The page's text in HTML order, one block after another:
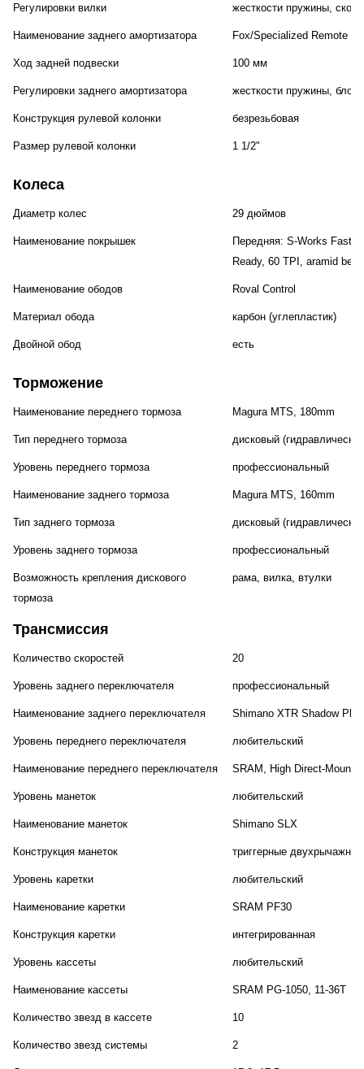
Регулировки вилки жесткости пружины,
Наименование заднего амортизатора Fox/Specialized Remote
Ход задней подвески 100 мм
Регулировки заднего амортизатора жесткости пружины,
Конструкция рулевой колонки безрезьбовая
Размер рулевой колонки 1 1/2"
Колеса
Диаметр колес 29 дюймов
Наименование покрышек
Передняя: S-Works Fast
Ready, 60 TPI, aramid
Наименование ободов Roval Control
Материал обода карбон (углепластик)
Двойной обод есть
Торможение
Наименование переднего тормоза Magura MTS, 180mm
Тип переднего тормоза дисковый
Уровень переднего тормоза профессиональный
Наименование заднего тормоза Magura MTS, 160mm
Тип заднего тормоза дисковый
Уровень заднего тормоза профессиональный
Возможность крепления дискового
тормоза
рама, вилка, втулки
Трансмиссия
Количество скоростей 20
Уровень заднего переключателя профессиональный
Наименование заднего переключателя Shimano XTR Shadow Plus
Уровень переднего переключателя любительский
Наименование переднего переключателя SRAM, High Direct-Mount
Уровень манеток любительский
Наименование манеток Shimano SLX
Конструкция манеток триггерные двухрычажные
Уровень каретки любительский
Наименование каретки SRAM PF30
Конструкция каретки интегрированная
Уровень кассеты любительский
Наименование кассеты SRAM PG-1050, 11-36T
Количество звезд в кассете 10
Количество звезд системы 2